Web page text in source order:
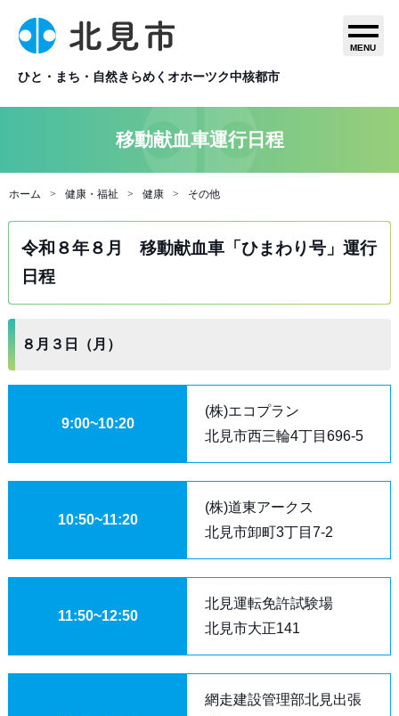
ひと・まち・自然きらめくオホーツク中核都市
MENU
移動献血車運行日程
ホーム 健康・福祉 健康 その他
令和８年８月 移動献血車「ひまわり号」運行
日程
８月３日（月）
9:00~10:20
(株)エコプラン
北見市西三輪4丁目696-5
10:50~11:20
(株)道東アークス
北見市卸町3丁目7-2
11:50~12:50
北見運転免許試験場
北見市大正141
網走建設管理部北見出張